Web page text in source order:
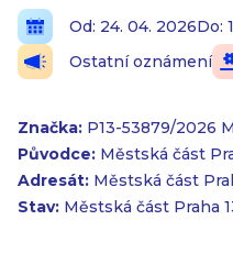
Od: 24. 04. 2026Do:
Ostatní oznámení
Značka: P13-53879/2026
Původce: Městská část
Adresát: Městská část
Stav: Městská část Praha